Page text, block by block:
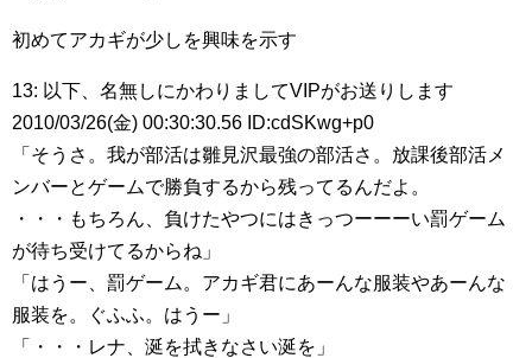
初めてアカギが少しを興味を示す
13: 以下、名無しにかわりましてVIPがお送りします
2010/03/26(金) 00:30:30.56 ID:cdSKwg+p0
「そうさ。我が部活は雛見沢最強の部活さ。放課後部活メ
ンバーとゲームで勝負するから残ってるんだよ。
・・・もちろん、負けたやつにはきっつーーーい罰ゲーム
が待ち受けてるからね」
「はうー、罰ゲーム。アカギ君にあーんな服装やあーんな
服装を。ぐふふ。はうー」
「・・・レナ、涎を拭きなさい涎を」